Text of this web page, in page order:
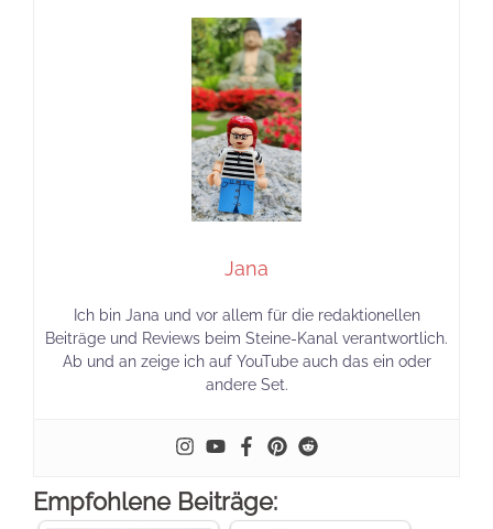
Jana
Ich bin Jana und vor allem für die redaktionellen
Beiträge und Reviews beim Steine-Kanal verantwortlich.
Ab und an zeige ich auf YouTube auch das ein oder
andere Set.
Empfohlene Beiträge: